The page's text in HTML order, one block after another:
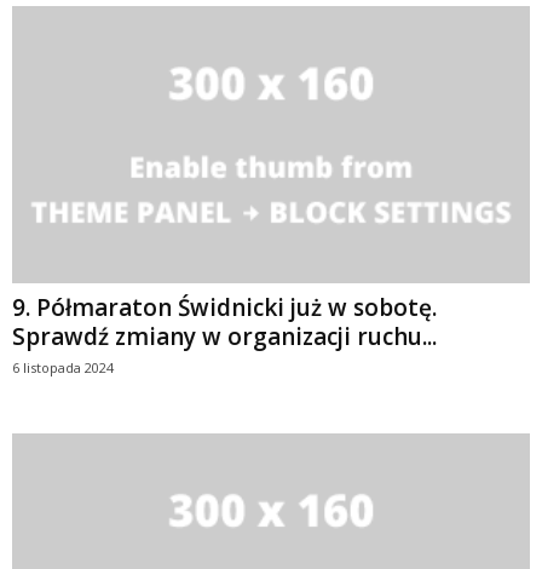
9. Półmaraton Świdnicki już w sobotę.
Sprawdź zmiany w organizacji ruchu...
6 listopada 2024